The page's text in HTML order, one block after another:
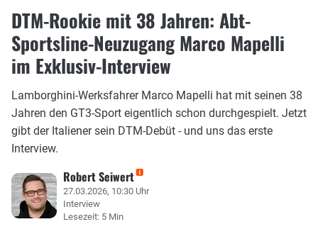
DTM-Rookie mit 38 Jahren: Abt-
Sportsline-Neuzugang Marco Mapelli
im Exklusiv-Interview
Lamborghini-Werksfahrer Marco Mapelli hat mit seinen 38
Jahren den GT3-Sport eigentlich schon durchgespielt. Jetzt
gibt der Italiener sein DTM-Debüt - und uns das erste
Interview.
Robert Seiwert
27.03.2026, 10:30 Uhr
Interview
Lesezeit: 5 Min